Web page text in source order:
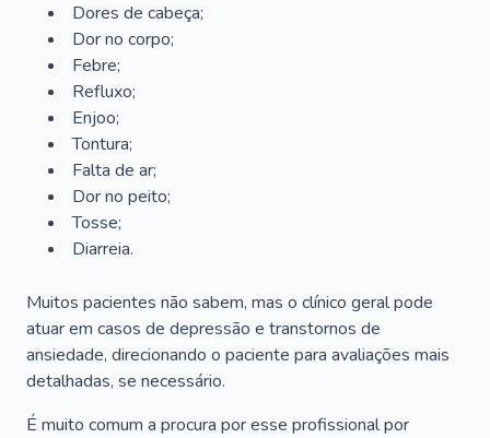
Dores de cabeça;
Dor no corpo;
Febre;
Refluxo;
Enjoo;
Tontura;
Falta de ar;
Dor no peito;
Tosse;
Diarreia.
Muitos pacientes não sabem, mas o clínico geral pode
atuar em casos de depressão e transtornos de
ansiedade, direcionando o paciente para avaliações mais
detalhadas, se necessário.
É muito comum a procura por esse profissional por